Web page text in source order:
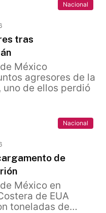
Nacional
tras
México
agresores de la
de ellos perdió
Nacional
de
México en
de EUA
toneladas de…